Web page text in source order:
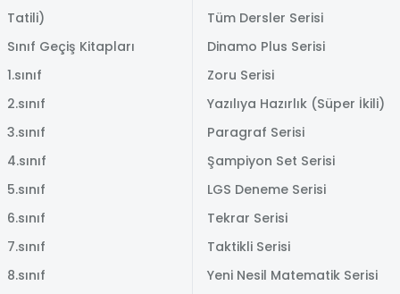
Tatili)
Sınıf Geçiş Kitapları
1.sınıf
2.sınıf
3.sınıf
4.sınıf
5.sınıf
6.sınıf
7.sınıf
8.sınıf
Tüm Dersler Serisi
Dinamo Plus Serisi
Zoru Serisi
Yazılıya Hazırlık (Süper İkili)
Paragraf Serisi
Şampiyon Set Serisi
LGS Deneme Serisi
Tekrar Serisi
Taktikli Serisi
Yeni Nesil Matematik Serisi